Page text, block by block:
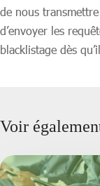
de nous
d’envoyer les
blacklistage dès
Voir